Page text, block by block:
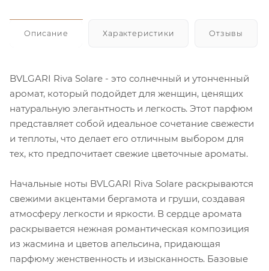
Описание Характеристики Отзывы
BVLGARI Riva Solare - это солнечный и утонченный
аромат, который подойдет для женщин, ценящих
натуральную элегантность и легкость. Этот парфюм
представляет собой идеальное сочетание свежести
и теплоты, что делает его отличным выбором для
тех, кто предпочитает свежие цветочные ароматы.
Начальные ноты BVLGARI Riva Solare раскрываются
свежими акцентами бергамота и груши, создавая
атмосферу легкости и яркости. В сердце аромата
раскрывается нежная романтическая композиция
из жасмина и цветов апельсина, придающая
парфюму женственность и изысканность. Базовые